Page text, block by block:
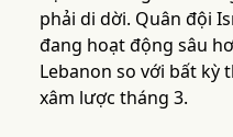
phải di dời. Quân đội
đang hoạt động sâu
Lebanon so với bất kỳ
xâm lược tháng 3.